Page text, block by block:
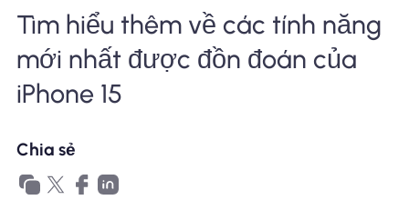
Tại sao eSIM Nomad
Cho doanh nghiệp
Tìm hiểu thêm về các tính năng
mới nhất được đồn đoán của
iPhone 15
Chia sẻ